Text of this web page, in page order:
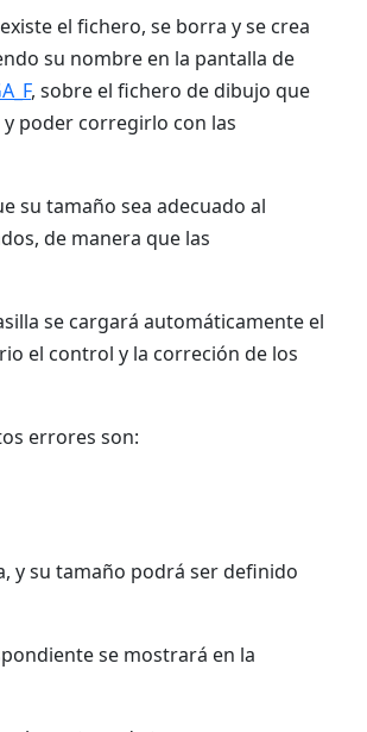
el fichero, se borra y se crea
su nombre en la pantalla de
, sobre el fichero de dibujo que
poder corregirlo con las
su tamaño sea adecuado al
de manera que las
se cargará automáticamente el
el control y la correción de los
errores son:
y su tamaño podrá ser definido
se mostrará en la